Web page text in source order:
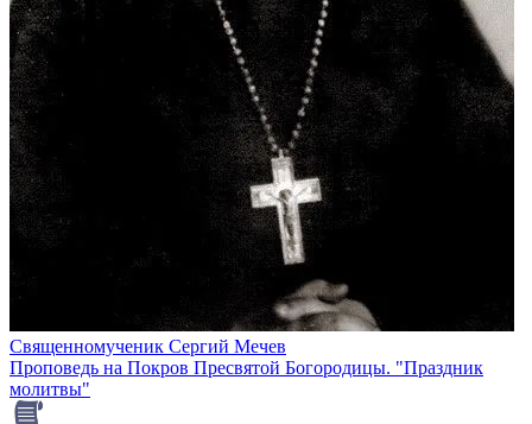
Священномученик Сергий Мечев
Проповедь на Покров Пресвятой Богородицы. "Праздник
молитвы"